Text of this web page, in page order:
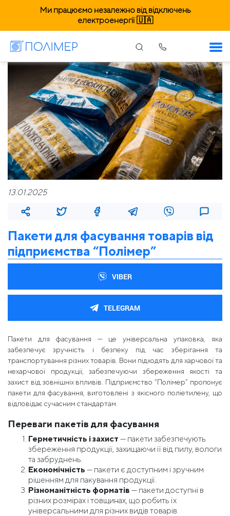
Ми працюємо незалежно від відключень
електроенергії 🇺🇦
13.01.2025
Пакети для фасування товарів від
підприємства “Полімер”
VIBER
TELEGRAM
Пакети для фасування — це універсальна упаковка, яка
забезпечує зручність і безпеку під час зберігання та
транспортування різних товарів. Вони підходять для харчової та
нехарчової продукції, забезпечуючи збереження якості та
захист від зовнішніх впливів. Підприємство “Полімер” пропонує
пакети для фасування, виготовлені з якісного поліетилену, що
відповідає сучасним стандартам.
Переваги пакетів для фасування
Герметичність і захист — пакети забезпечують
збереження продукції, захищаючи її від пилу, вологи
та забруднень.
Економічність — пакети є доступним і зручним
рішенням для пакування продукції.
Різноманітність форматів — пакети доступні в
різних розмірах і товщинах, що робить їх
універсальними для різних видів товарів.